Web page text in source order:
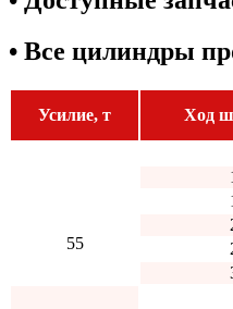
• Все цилиндры
Усилие, т Ход
55